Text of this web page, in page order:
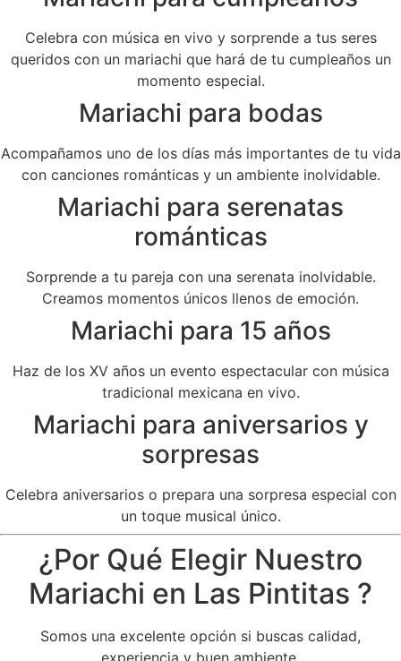
Celebra con música en vivo y sorprende a tus seres
queridos con un mariachi que hará de tu cumpleaños un
momento especial.
Mariachi para bodas
Acompañamos uno de los días más importantes de tu vida
con canciones románticas y un ambiente inolvidable.
Mariachi para serenatas
románticas
Sorprende a tu pareja con una serenata inolvidable.
Creamos momentos únicos llenos de emoción.
Mariachi para 15 años
Haz de los XV años un evento espectacular con música
tradicional mexicana en vivo.
Mariachi para aniversarios y
sorpresas
Celebra aniversarios o prepara una sorpresa especial con
un toque musical único.
¿Por Qué Elegir Nuestro
Mariachi en Las Pintitas ?
Somos una excelente opción si buscas calidad,
experiencia y buen ambiente.